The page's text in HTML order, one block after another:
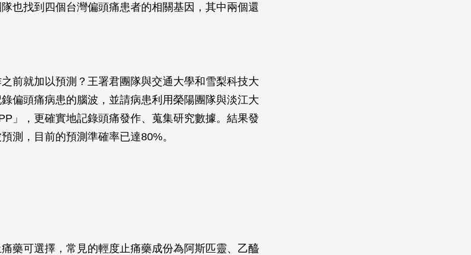
也找到四個台灣偏頭痛患者的相關基因，其中兩個還
前就加以預測？王署君團隊與交通大學和雪梨科技大
偏頭痛病患的腦波，並請病患利用榮陽團隊與淡江大
」，更確實地記錄頭痛發作、蒐集研究數據。結果發
測，目前的預測準確率已達80%。
藥可選擇，常見的輕度止痛藥成份為阿斯匹靈、乙醯